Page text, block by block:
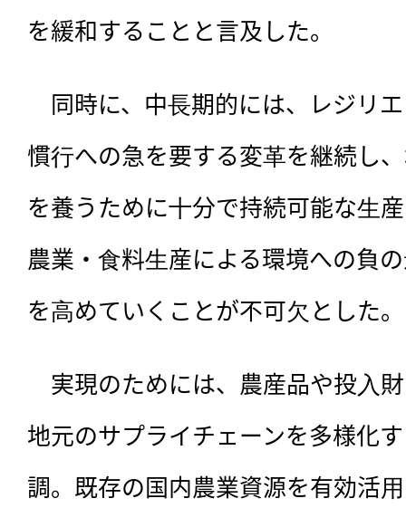
を緩和することと言及した。
同時に、中⻑期的には、レジリ
慣⾏への急を要する変⾰を継続し
を養うために⼗分で持続可能な⽣
農業・⾷料⽣産による環境への負
を⾼めていくことが不可⽋とした。
実現のためには、農産品や投⼊
地元のサプライチェーンを多様化
調。既存の国内農業資源を有効活